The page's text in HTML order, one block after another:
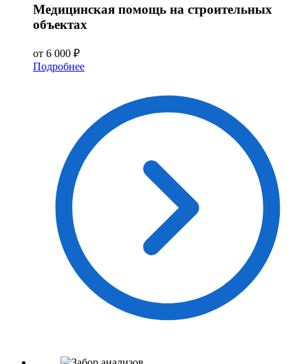
Медицинская помощь на строительных
объектах
от 6 000 ₽
Подробнее